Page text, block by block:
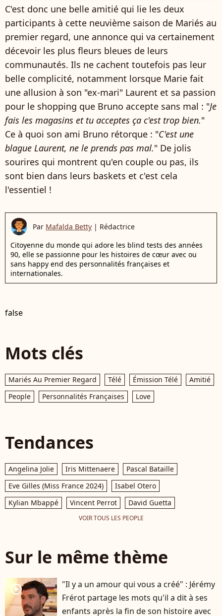
C'est donc une belle amitié qui lie les deux
participants à cette neuvième saison de Mariés au
premier regard, une annonce qui va certainement
décevoir les plus fleurs bleues de leurs
communautés. Ils ne cachent toutefois pas leur
belle complicité, notamment lorsque Marie fait
une allusion à son "ex-mari" Laurent et sa passion
pour le shopping que Bruno accepte sans mal : "Je
fais les magasins et tu acceptes ça c'est trop bien."
Ce à quoi son ami Bruno rétorque : "C'est une
blague Laurent, ne le prends pas mal." De jolis
sourires qui montrent qu'en couple ou pas, ils
sont bien dans leurs baskets et c'est cela
l'essentiel !
Par Mafalda Betty | Rédactrice
Citoyenne du monde qui adore les blind tests des années
90, elle se passionne pour les histoires de cœur avec ou
sans happy end des personnalités françaises et
internationales.
false
Mots clés
Mariés Au Premier Regard Télé Émission Télé
Amitié
People
Personnalités Françaises Love
Tendances
Angelina Jolie Iris Mittenaere
Pascal Bataille
Eve Gilles (Miss France 2024)
Isabel Otero
Kylian Mbappé
Vincent Perrot David Guetta
VOIR TOUS LES PEOPLE
Sur le même thème
player2
"Il y a un amour qui vous a créé" : Jérémy
Frérot partage les mots qu'il a dit à ses
enfants après la fin de son histoire avec